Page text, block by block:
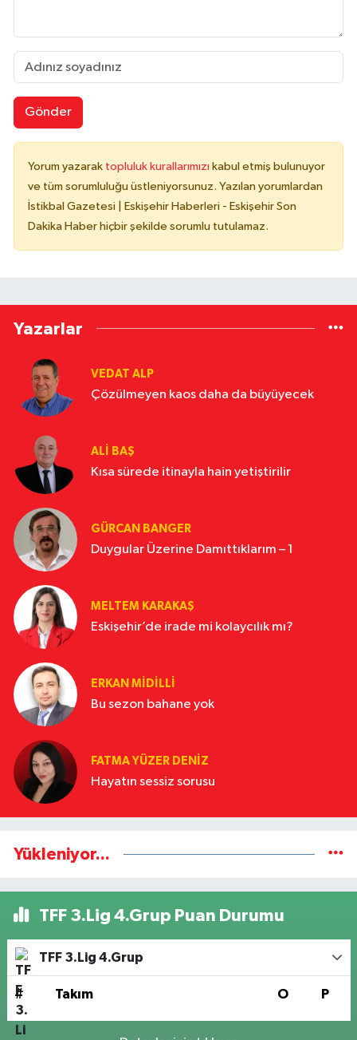
Gönder
Yorum yazarak topluluk kurallarımızı kabul etmiş bulunuyor
ve tüm sorumluluğu üstleniyorsunuz. Yazılan yorumlardan
İstikbal Gazetesi | Eskişehir Haberleri - Eskişehir Son
Dakika Haber hiçbir şekilde sorumlu tutulamaz.
Yazarlar
VEDAT ALP
Çözülmeyen kaos daha da büyüyecek
ALI BAŞ
Kısa sürede itinayla hain yetiştirilir
GÜRCAN BANGER
Duygular Üzerine Damıttıklarım – 1
MELTEM KARAKAŞ
Eskişehir’de irade mi kolaycılık mı?
ERKAN MIDILLI
Bu sezon bahane yok
FATMA YÜZER DENIZ
Hayatın sessiz sorusu
Yükleniyor...
TFF 3.Lig 4.Grup Puan Durumu
TFF 3.Lig 4.Grup
# Takım O P